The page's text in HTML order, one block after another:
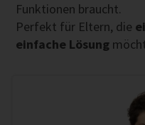
Funktionen braucht.
Perfekt für Eltern, die
einfache Lösung